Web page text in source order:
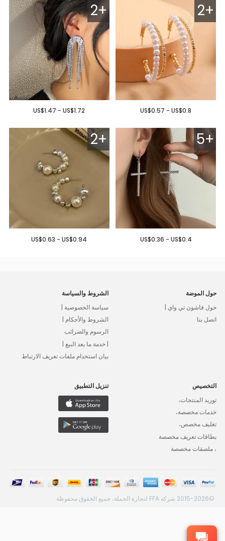
2+
US$0.57 - US$0.8
2+
US$1.47 - US$1.72
5+
US$0.36 - US$0.4
2+
US$0.63 - US$0.94
حول الموضة
حول فاشون تي واي |
اتصل بنا
الشروط والسياسة
سياسة الخصوصية |
الشروط والأحكام |
الرسوم والضرائب
| خدمة ما بعد البيع |
بيان استخدام ملفات تعريف الارتباط
التخصيص
توريد المنتجات،
خدمات مخصصة،
تغليف مخصص،
بطاقات تعريف مخصصة
، ملصقات مخصصة
تنزيل التطبيق
©2015-2026 شركة FFA لتجارة الجملة، جميع الحقوق محفوظة